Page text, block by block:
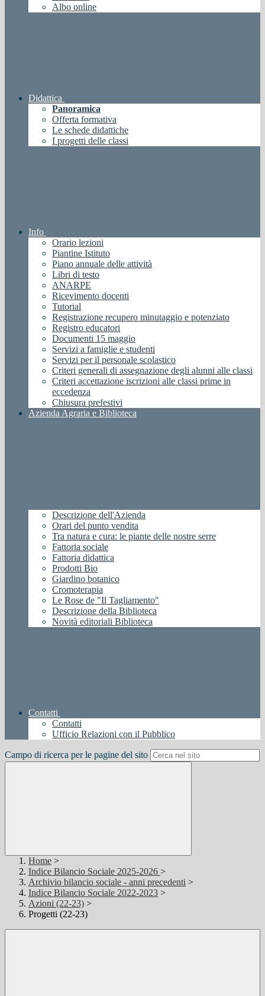
Albo online
Didattica
Panoramica
Offerta formativa
Le schede didattiche
I progetti delle classi
Info
Orario lezioni
Piantine Istituto
Piano annuale delle attività
Libri di testo
ANARPE
Ricevimento docenti
Tutorial
Registrazione recupero minutaggio e potenziato
Registro educatori
Documenti 15 maggio
Servizi a famiglie e studenti
Servizi per il personale scolastico
Criteri generali di assegnazione degli alunni alle classi
Criteri accettazione iscrizioni alle classi prime in
eccedenza
Chiusura prefestivi
Azienda Agraria e Biblioteca
Descrizione dell'Azienda
Orari del punto vendita
Tra natura e cura: le piante delle nostre serre
Fattoria sociale
Fattoria didattica
Prodotti Bio
Giardino botanico
Cromoterapia
Le Rose de "Il Tagliamento"
Descrizione della Biblioteca
Novità editoriali Biblioteca
Contatti
Contatti
Ufficio Relazioni con il Pubblico
Campo di ricerca per le pagine del sito
Home >
Indice Bilancio Sociale 2025-2026 >
Archivio bilancio sociale - anni precedenti >
Indice Bilancio Sociale 2022-2023 >
Azioni (22-23) >
Progetti (22-23)